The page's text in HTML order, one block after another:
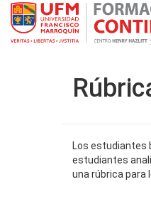
Los estudiantes
estudiantes
una rúbrica para